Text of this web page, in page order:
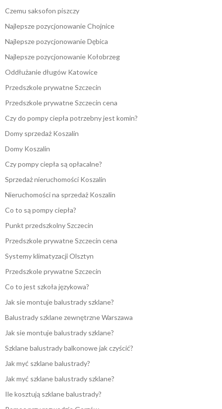
Czemu saksofon piszczy
Najlepsze pozycjonowanie Chojnice
Najlepsze pozycjonowanie Dębica
Najlepsze pozycjonowanie Kołobrzeg
Oddłużanie długów Katowice
Przedszkole prywatne Szczecin
Przedszkole prywatne Szczecin cena
Czy do pompy ciepła potrzebny jest komin?
Domy sprzedaż Koszalin
Domy Koszalin
Czy pompy ciepła są opłacalne?
Sprzedaż nieruchomości Koszalin
Nieruchomości na sprzedaż Koszalin
Co to są pompy ciepła?
Punkt przedszkolny Szczecin
Przedszkole prywatne Szczecin cena
Systemy klimatyzacji Olsztyn
Przedszkole prywatne Szczecin
Co to jest szkoła językowa?
Jak sie montuje balustrady szklane?
Balustrady szklane zewnętrzne Warszawa
Jak sie montuje balustrady szklane?
Szklane balustrady balkonowe jak czyścić?
Jak myć szklane balustrady?
Jak myć szklane balustrady szklane?
Ile kosztują szklane balustrady?